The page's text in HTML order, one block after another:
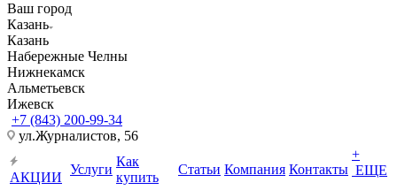
Ваш город
Казань
Казань
Набережные Челны
Нижнекамск
Альметьевск
Ижевск
+7 (843) 200-99-34
ул.Журналистов, 56
АКЦИИ
Услуги
Как
купить
Статьи Компания Контакты
+
ЕЩЕ